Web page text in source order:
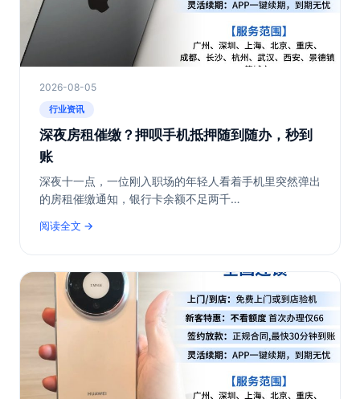
2026-08-05
行业资讯
深夜房租催缴？押呗手机抵押随到随办，秒到
账
深夜十一点，一位刚入职场的年轻人看着手机里突然弹出
的房租催缴通知，银行卡余额不足两千…
阅读全文